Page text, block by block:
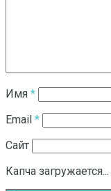
Имя *
Email *
Сайт
Капча загружается...